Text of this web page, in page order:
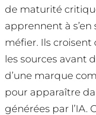
de maturité
apprennent à s’en
méfier. Ils
les sources avant
d’une marque
pour apparaître
générées par l’IA.